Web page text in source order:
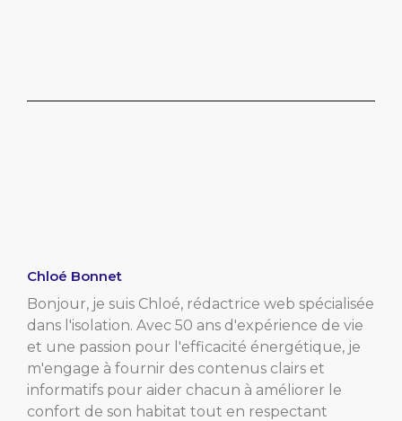
Chloé Bonnet
Bonjour, je suis Chloé, rédactrice web spécialisée
dans l'isolation. Avec 50 ans d'expérience de vie
et une passion pour l'efficacité énergétique, je
m'engage à fournir des contenus clairs et
informatifs pour aider chacun à améliorer le
confort de son habitat tout en respectant